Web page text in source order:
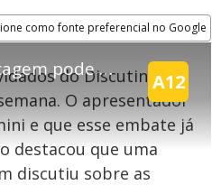
como fonte preferencial no Google
em território brasileiro :-(
Lucas Selfie e convidados comentam se uma repescagem pode ou não mudar o jogo | Discutindo a Relação
A12
do Discutindo a
O apresentador
e que esse embate já
destacou que uma
discutiu sobre as